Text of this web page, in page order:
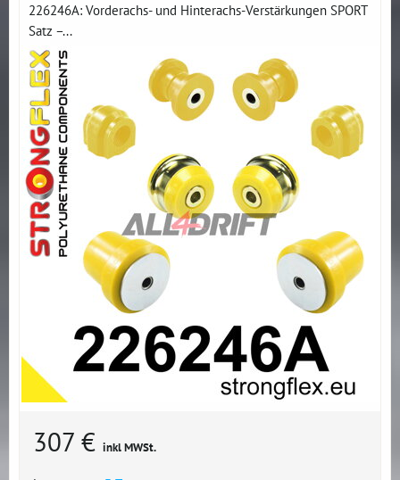
226246A: Vorderachs- und Hinterachs-Verstärkungen SPORT
Satz –...
307 € inkl MWSt.